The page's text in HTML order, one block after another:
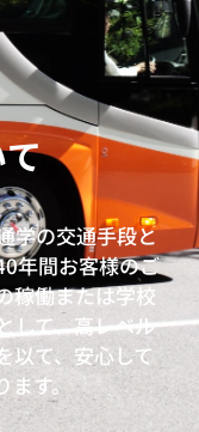
学の交通手段と
年間お客様のご
稼働または学校
して、高レベル
以て、安心して
ます。